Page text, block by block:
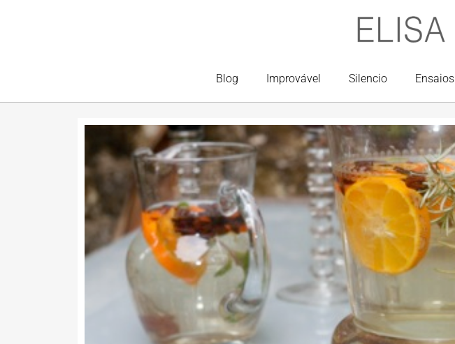
Blog Improvável Silencio Ensaios